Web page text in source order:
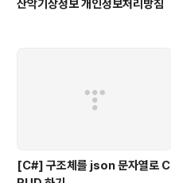
산악기상정보 개인정보처리방침
[C#] 구조체를 json 문자열로 C